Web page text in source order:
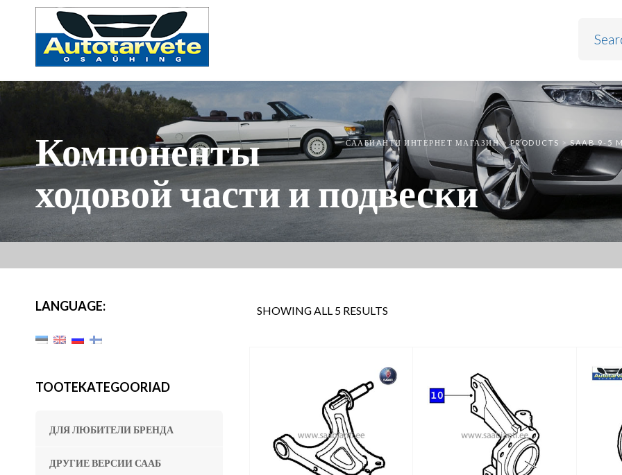
СААБИAНТИ ИНТЕРНЕТ МАГАЗИН>PRODUCTS > SAAB 9-5
Компоненты
ходовой части и подвески
LANGUAGE:
TOOTEKATEGOORIAD
ДЛЯ ЛЮБИТЕЛИ БРЕНДА
ДРУГИЕ ВЕРСИИ СААБ
SHOWING ALL 5 RESULTS